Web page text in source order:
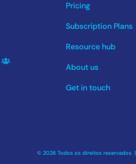
Pricing
Subscription Plans
Resource hub
About us
Get in touch
© 2026 Todos os direitos reservados |